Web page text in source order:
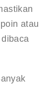
atau